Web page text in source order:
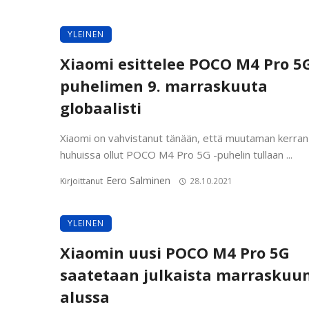
YLEINEN
Xiaomi esittelee POCO M4 Pro
puhelimen 9. marraskuuta
globaalisti
Xiaomi on vahvistanut tänään, että muutaman kerran
huhuissa ollut POCO M4 Pro 5G -puhelin tullaan ...
Kirjoittanut Eero Salminen 28.10.2021
YLEINEN
Xiaomin uusi POCO M4 Pro 5G
saatetaan julkaista
alussa